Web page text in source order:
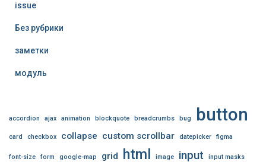
issue
Без рубрики
заметки
модуль
accordion ajax animation blockquote breadcrumbs bug button
card checkbox collapse custom scrollbar datepicker figma
font-size form google-map grid html image input input masks